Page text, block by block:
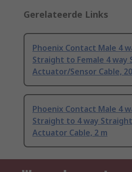
Gerelateerde Links
Phoenix Contact Male 4
Straight to Female 4 way
Actuator/Sensor Cable,
Phoenix Contact Male 4
Straight to 4 way
Actuator Cable, 2 m